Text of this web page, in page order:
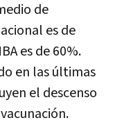
de
es de
es de 60%.
en las últimas
el descenso